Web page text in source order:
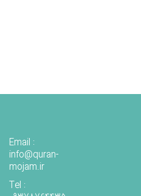
Email :
info@quran-
mojam.ir
Tel :